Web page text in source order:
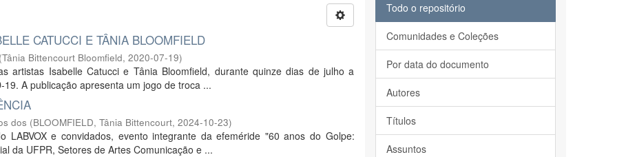
CATUCCI E TÂNIA BLOOMFIELD
(Tânia Bittencourt Bloomfield, 2020-07-19)
artistas Isabelle Catucci e Tânia Bloomfield, durante quinze dias de julho a
A publicação apresenta um jogo de troca ...
dos (BLOOMFIELD, Tânia Bittencourt, 2024-10-23)
LABVOX e convidados, evento integrante da efeméride "60 anos do Golpe:
da UFPR, Setores de Artes Comunicação e ...
Todo o repositório
Comunidades e Coleções
Por data do documento
Autores
Títulos
Assuntos